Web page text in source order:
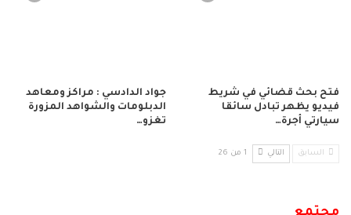
فتح بحث قضائي في شريط
فيديو يظهر تبادل سائقا
سيارتي أجرة…
جواد الدادسي : مراكز ومعاهد
الدبلومات والشواهد المزورة
تغزو…
السابق التالي 1 من 26